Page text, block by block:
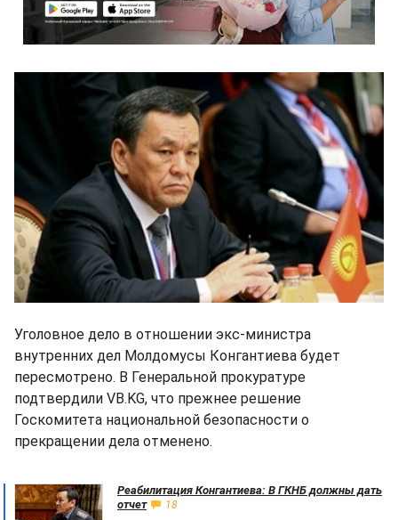
Уголовное дело в отношении экс-министра
внутренних дел Молдомусы Конгантиева будет
пересмотрено. В Генеральной прокуратуре
подтвердили VB.KG, что прежнее решение
Госкомитета национальной безопасности о
прекращении дела отменено.
Реабилитация Конгантиева: В ГКНБ должны дать
отчет
18